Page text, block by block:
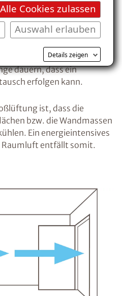
Alle Cookies zulassen
Auswahl erlauben
Details zeigen
normaler
mindestens
Jede einzelne
dauern, dass ein
erfolgen kann.
ist, dass die
bzw. die Wandmassen
Ein energieintensives
Raumluft entfällt somit.
anfordern
des kostenfreien
zu unserem Newsletter.